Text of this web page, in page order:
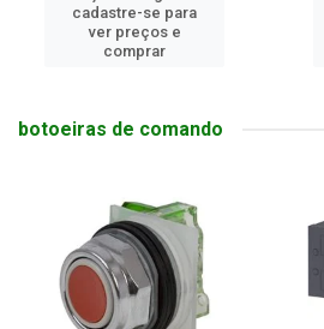
cadastre-se para
ver preços e
comprar
botoeiras de comando